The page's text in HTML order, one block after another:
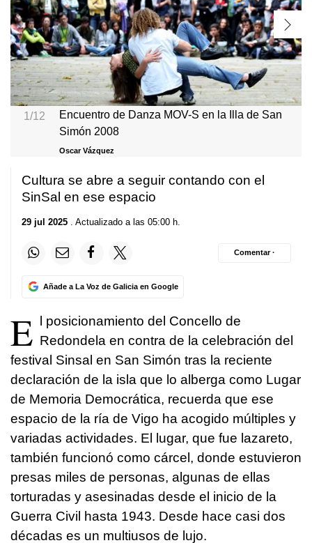
1/12
Encuentro de Danza MOV-S en la Illa de San
Simón 2008
Oscar Vázquez
Cultura se abre a seguir contando con el
SinSal en ese espacio
29 jul 2025 . Actualizado a las 05:00 h.
Añade a La Voz de Galicia en Google
Comentar ·
E l posicionamiento del Concello de
Redondela en contra de la celebración del
festival Sinsal en San Simón tras la reciente
declaración de la isla que lo alberga como Lugar
de Memoria Democrática, recuerda que ese
espacio de la ría de Vigo ha acogido múltiples y
variadas actividades. El lugar, que fue lazareto,
también funcionó como cárcel, donde estuvieron
presas miles de personas, algunas de ellas
torturadas y asesinadas desde el inicio de la
Guerra Civil hasta 1943. Desde hace casi dos
décadas es un multiusos de lujo.